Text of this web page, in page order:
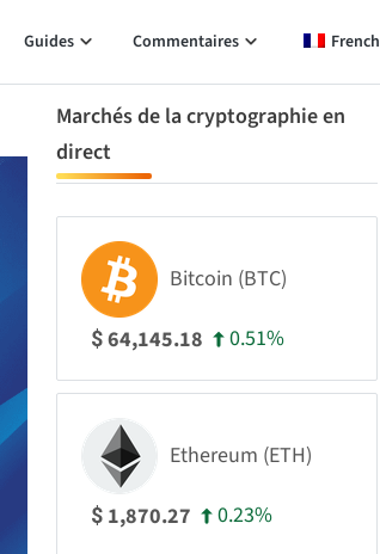
Guides Commentaires French
Marchés de la cryptographie en
direct
Bitcoin (BTC)
$64,145.18 0.51%
Ethereum (ETH)
$ 1,870.27 0.23%